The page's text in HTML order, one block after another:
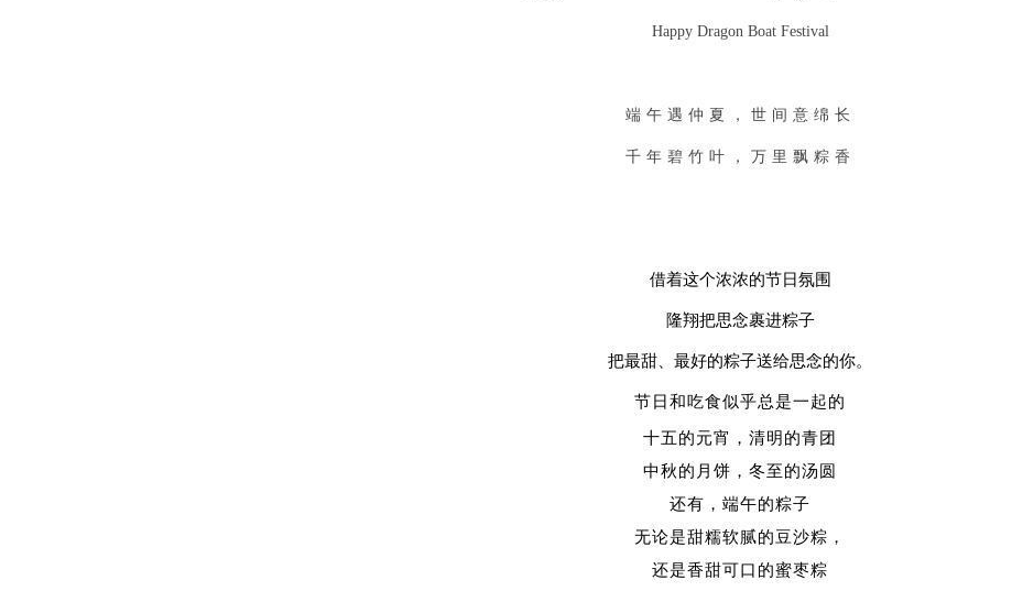
Happy Dragon Boat Festival
端午遇仲夏，世间意绵长
千年碧竹叶，万里飘粽香
借着这个浓浓的节日氛围
隆翔把思念裹进粽子
把最甜、最好的粽子送给思念的你。
节日和吃食似乎总是一起的
十五的元宵，清明的青团
中秋的月饼，冬至的汤圆
还有，端午的粽子
无论是甜糯软腻的豆沙粽，
还是香甜可口的蜜枣粽